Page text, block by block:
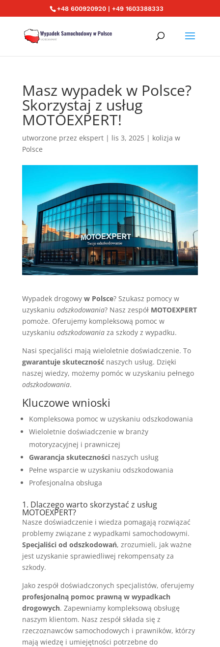
+48 600920920 | +49 1603388333
Masz wypadek w Polsce?
Skorzystaj z usług
MOTOEXPERT!
utworzone przez ekspert| lis 3, 2025| kolizja w
Polsce
Wypadek drogowy w Polsce? Szukasz pomocy w
uzyskaniu odszkodowania? Nasz zespół MOTOEXPERT
pomoże. Oferujemy kompleksową pomoc w
uzyskaniu odszkodowaniaza szkody z wypadku.
Nasi specjaliści mają wieloletnie doświadczenie. To
gwarantuje skutecznośćnaszych usług. Dzięki
naszej wiedzy, możemy pomóc w uzyskaniu pełnego
odszkodowania.
Kluczowe wnioski
Kompleksowa pomoc w uzyskaniu odszkodowania
Wieloletnie doświadczenie w branży
motoryzacyjnej i prawniczej
Gwarancja skutecznościnaszych usług
Pełne wsparcie w uzyskaniu odszkodowania
Profesjonalna obsługa
1. Dlaczego warto skorzystać z usług
MOTOEXPERT?
Nasze doświadczenie i wiedza pomagają rozwiązać
problemy związane z wypadkami samochodowymi.
Specjaliści od odszkodowań, zrozumieli, jak ważne
jest uzyskanie sprawiedliwej rekompensaty za
szkody.
Jako zespół doświadczonych specjalistów, oferujemy
profesjonalną pomoc prawną w wypadkach
drogowych. Zapewniamy kompleksową obsługę
naszym klientom. Nasz zespół składa się z
rzeczoznawców samochodowych i prawników, którzy
mają wiedzę i umiejętności potrzebne do